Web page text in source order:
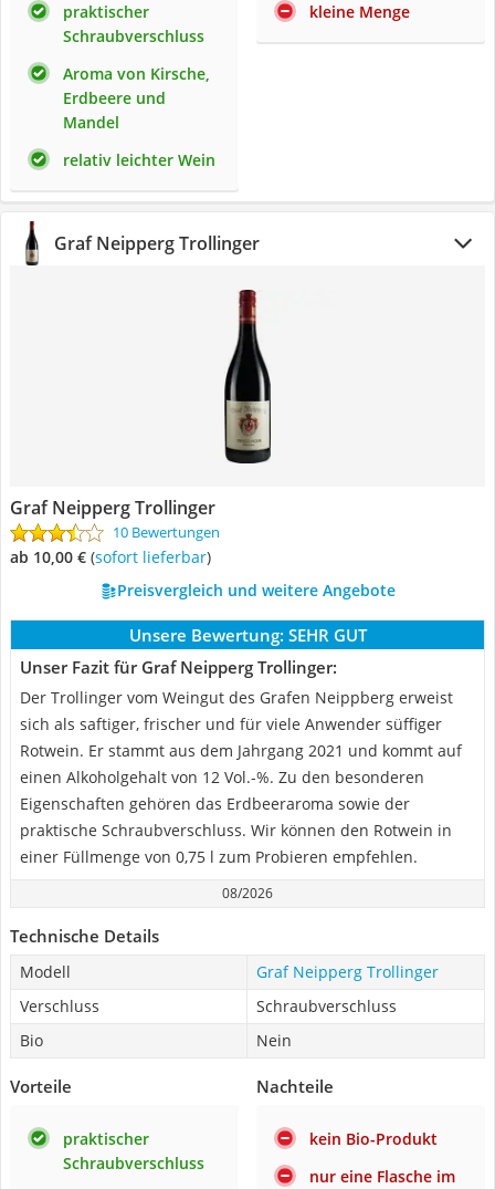
praktischer
Schraubverschluss
Aroma von Kirsche,
Erdbeere und
Mandel
relativ leichter Wein
kleine Menge
Graf Neipperg Trollinger
Graf Neipperg Trollinger
10 Bewertungen
ab 10,00 € ( Sofort lieferbar)
Preisvergleich und weitere Angebote
Unsere Bewertung: SEHR GUT
Unser Fazit für Graf Neipperg Trollinger:
Der Trollinger vom Weingut des Grafen Neippberg erweist
sich als saftiger, frischer und für viele Anwender süffiger
Rotwein. Er stammt aus dem Jahrgang 2021 und kommt auf
einen Alkoholgehalt von 12 Vol.-%. Zu den besonderen
Eigenschaften gehören das Erdbeeraroma sowie der
praktische Schraubverschluss. Wir können den Rotwein in
einer Füllmenge von 0,75 l zum Probieren empfehlen.
08/2026
Technische Details
Modell
Graf Neipperg Trollinger
Verschluss
Schraubverschluss
Bio
Nein
Vorteile
praktischer
Schraubverschluss
Nachteile
kein Bio-Produkt
nur eine Flasche im